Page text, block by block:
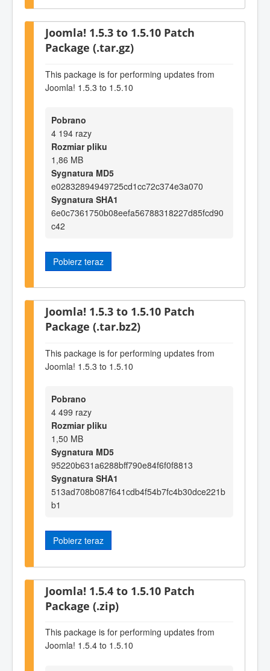
Joomla! 1.5.3 to 1.5.10 Patch
Package (.tar.gz)
This package is for performing updates from
Joomla! 1.5.3 to 1.5.10
Pobrano
4 194 razy
Rozmiar pliku
1,86 MB
Sygnatura MD5
e02832894949725cd1cc72c374e3a070
Sygnatura SHA1
6e0c7361750b08eefa56788318227d85fcd90
c42
Pobierz teraz
Joomla! 1.5.3 to 1.5.10 Patch
Package (.tar.bz2)
This package is for performing updates from
Joomla! 1.5.3 to 1.5.10
Pobrano
4 499 razy
Rozmiar pliku
1,50 MB
Sygnatura MD5
95220b631a6288bff790e84f6f0f8813
Sygnatura SHA1
513ad708b087f641cdb4f54b7fc4b30dce221b
b1
Pobierz teraz
Joomla! 1.5.4 to 1.5.10 Patch
Package (.zip)
This package is for performing updates from
Joomla! 1.5.4 to 1.5.10